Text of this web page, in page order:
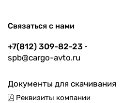
Связаться с нами
+7(812) 309-82-23
spb@cargo-avto.ru
Документы для скачивания
Реквизиты компании